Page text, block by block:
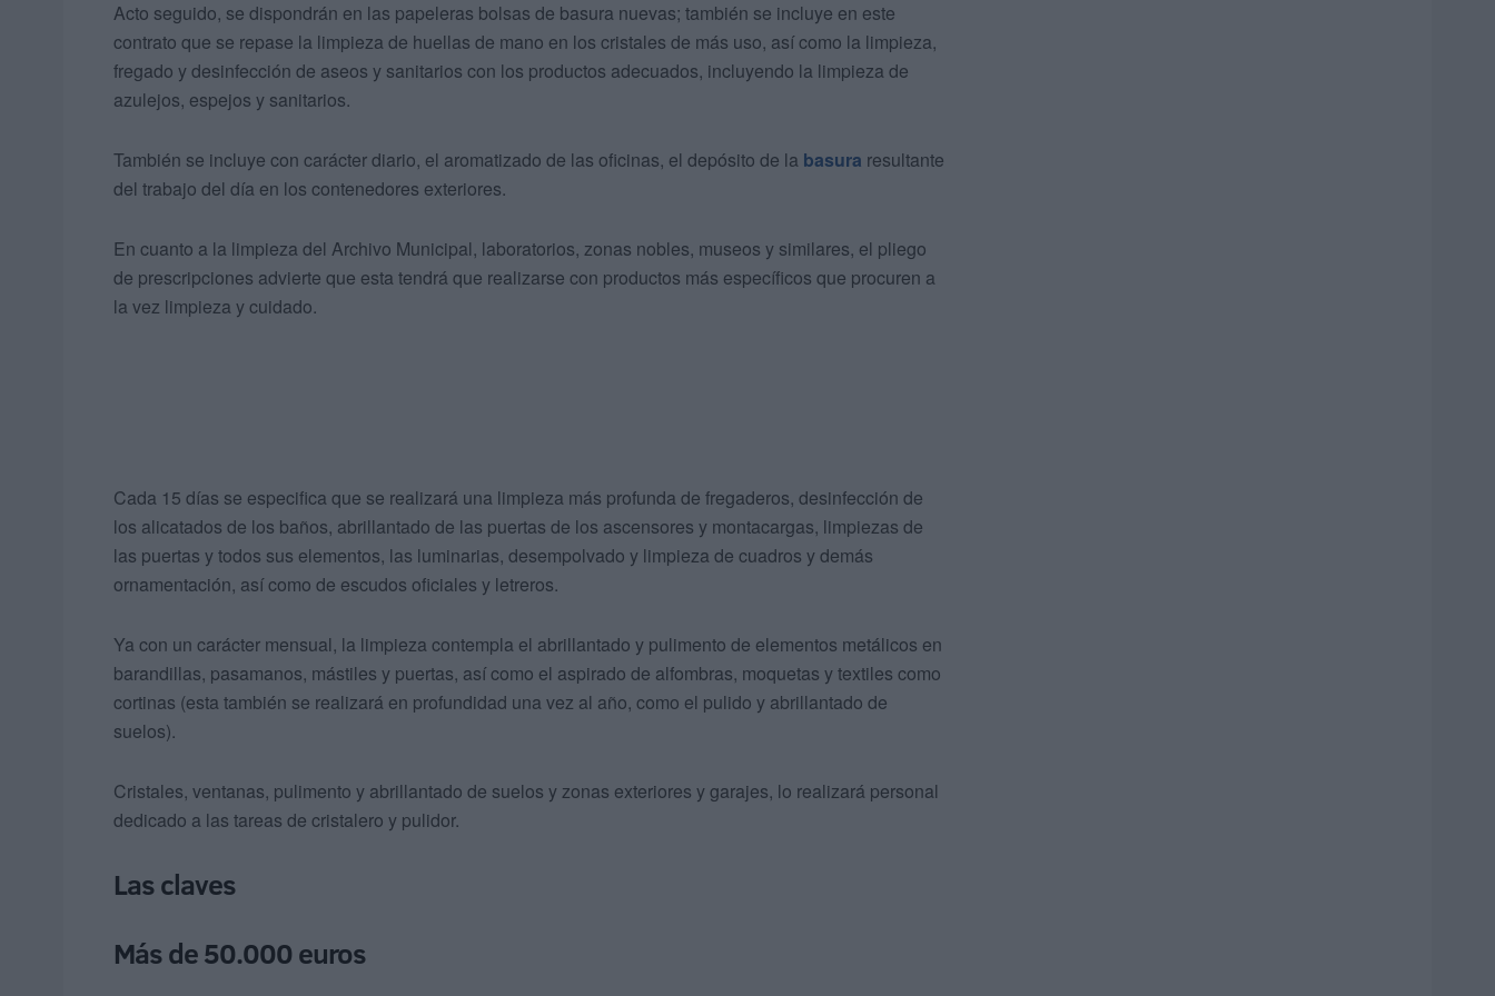
Acto seguido, se dispondrán en las papeleras bolsas de basura nuevas; también se incluye en este
contrato que se repase la limpieza de huellas de mano en los cristales de más uso, así como la limpieza,
fregado y desinfección de aseos y sanitarios con los productos adecuados, incluyendo la limpieza de
azulejos, espejos y sanitarios.
También se incluye con carácter diario, el aromatizado de las oficinas, el depósito de la basura resultante
del trabajo del día en los contenedores exteriores.
En cuanto a la limpieza del Archivo Municipal, laboratorios, zonas nobles, museos y similares, el pliego
de prescripciones advierte que esta tendrá que realizarse con productos más específicos que procuren a
la vez limpieza y cuidado.
Cada 15 días se especifica que se realizará una limpieza más profunda de fregaderos, desinfección de
los alicatados de los baños, abrillantado de las puertas de los ascensores y montacargas, limpiezas de
las puertas y todos sus elementos, las luminarias, desempolvado y limpieza de cuadros y demás
ornamentación, así como de escudos oficiales y letreros.
Ya con un carácter mensual, la limpieza contempla el abrillantado y pulimento de elementos metálicos en
barandillas, pasamanos, mástiles y puertas, así como el aspirado de alfombras, moquetas y textiles como
cortinas (esta también se realizará en profundidad una vez al año, como el pulido y abrillantado de
suelos).
Cristales, ventanas, pulimento y abrillantado de suelos y zonas exteriores y garajes, lo realizará personal
dedicado a las tareas de cristalero y pulidor.
Las claves
Más de 50.000 euros